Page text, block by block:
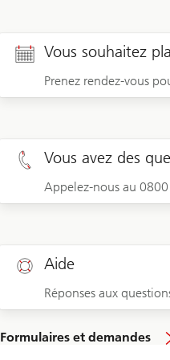
Vous souhaitez
Prenez rendez-vous
Vous avez des
Appelez-nous au
Aide
Réponses aux
Formulaires et demandes